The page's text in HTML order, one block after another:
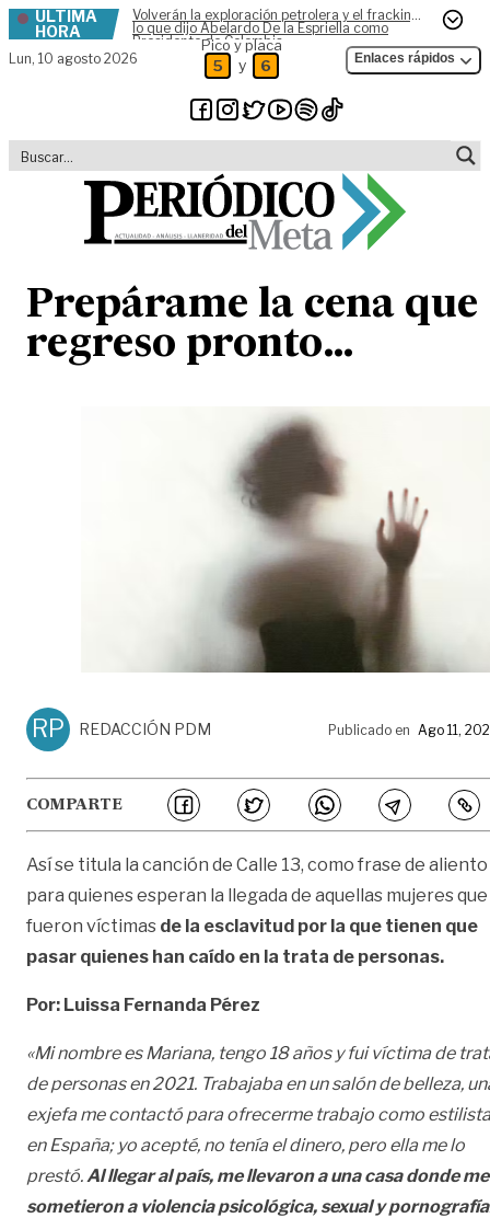
Skip to content
ÚLTIMA
HORA
Volverán la exploración petrolera y el fracking,
lo que dijo Abelardo De la Espriella como
Presidente de Colombia
Lun, 10 agosto 2026
Pico y placa
5 y 6 Enlaces rápidos
Prepárame la cena que
regreso pronto…
RP REDACCIÓN PDM Publicado en Ago 11,
COMPARTE
Así se titula la canción de Calle 13, como frase de aliento
para quienes esperan la llegada de aquellas mujeres que
fueron víctimas de la esclavitud por la que tienen que
pasar quienes han caído en la trata de personas.
Por: Luissa Fernanda Pérez
«Mi nombre es Mariana, tengo 18 años y fui víctima de
de personas en 2021. Trabajaba en un salón de belleza,
exjefa me contactó para ofrecerme trabajo como estilista
en España; yo acepté, no tenía el dinero, pero ella me lo
prestó.Al llegar al país, me llevaron a una casa donde me
sometieron a violencia psicológica, sexual y